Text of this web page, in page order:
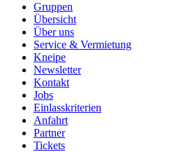
Gruppen
Übersicht
Über uns
Service & Vermietung
Kneipe
Newsletter
Kontakt
Jobs
Einlasskriterien
Anfahrt
Partner
Tickets